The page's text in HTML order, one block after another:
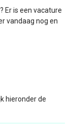
Er is een vacature
vandaag nog en
hieronder de